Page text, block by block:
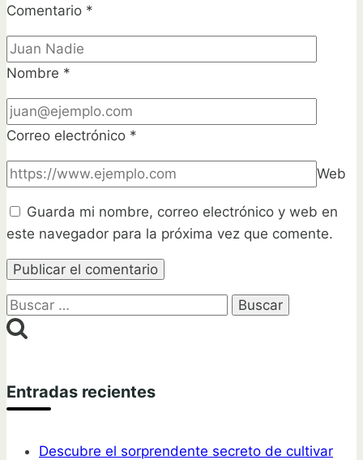
Comentario *
Nombre *
Correo electrónico *
Web
Guarda mi nombre, correo electrónico y web en
este navegador para la próxima vez que comente.
Buscar:
Entradas recientes
Descubre el sorprendente secreto de cultivar